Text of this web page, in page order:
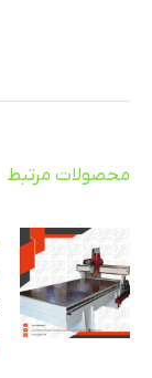
محصولات مرتبط